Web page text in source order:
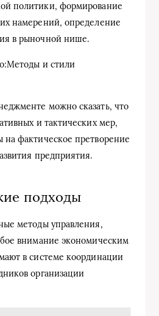
политики, формирование
намерений, определение
в рыночной нише.
и стили
можно сказать, что
и тактических мер,
на фактическое претворение
предприятия.
подходы
методы управления,
внимание экономическим
в системе координации
организации